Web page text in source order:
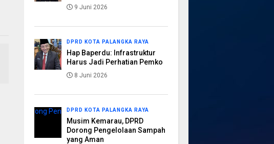
9 Juni 2026
DPRD KOTA PALANGKA RAYA
Hap Baperdu: Infrastruktur
Harus Jadi Perhatian Pemko
8 Juni 2026
DPRD KOTA PALANGKA RAYA
Musim Kemarau, DPRD
Dorong Pengelolaan Sampah
yang Aman